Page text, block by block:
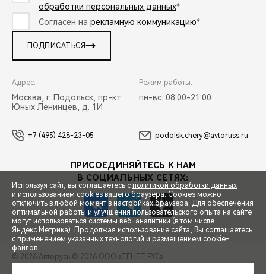
СПЕЦПРЕДЛОЖЕНИЯ
ЗАПИСЬ НА ТЕСТ-ДРАЙВ
обработки персональных данных*
Согласен на рекламную коммуникацию*
ПОДПИСАТЬСЯ
Адрес:
Москва, г. Подольск, пр-кт
Юных Ленинцев, д. 1И
Режим работы:
пн-вс: 08:00-21:00
+7 (495) 428-23-05 podolsk.chery@avtoruss.ru
ПРИСОЕДИНЯЙТЕСЬ К НАМ
В СОЦИАЛЬНЫХ СЕТЯХ:
© 2026 Авторусь © 2026 ООО «ТЕНЕТ РУС»
Используя сайт, вы соглашаетесь с политикой обработки данных
и использованием cookies вашего браузера. Cookies можно
отключить в любой момент в настройках браузера. Для обеспечения
оптимальной работы и улучшения пользовательского опыта на сайте
могут использоваться системы веб-аналитики (в том числе
Яндекс.Метрика). Продолжая использование сайта, Вы соглашаетесь
с применением указанных технологий и размещением cookie-
файлов.